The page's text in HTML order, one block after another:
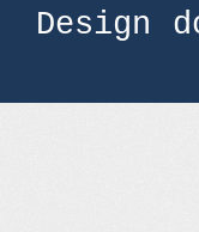
Design